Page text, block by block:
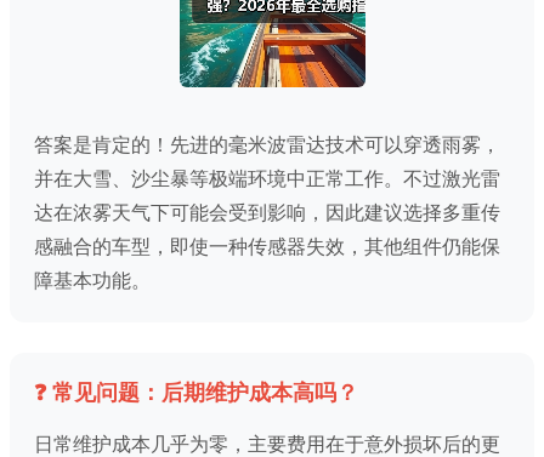
答案是肯定的！先进的毫米波雷达技术可以穿透雨雾，
并在大雪、沙尘暴等极端环境中正常工作。不过激光雷
达在浓雾天气下可能会受到影响，因此建议选择多重传
感融合的车型，即使一种传感器失效，其他组件仍能保
障基本功能。
❓ 常见问题：后期维护成本高吗？
日常维护成本几乎为零，主要费用在于意外损坏后的更